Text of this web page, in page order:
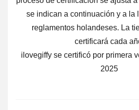
se indican a continuación y a la
reglamentos holandeses. La
certificará cada
ilovegiffy se certificó por primera
2025